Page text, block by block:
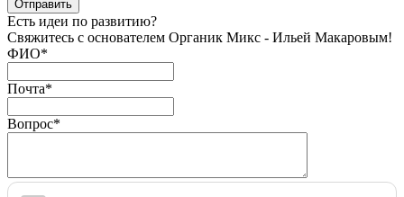
Есть идеи по развитию?
Свяжитесь с основателем Органик Микс - Ильей Макаровым!
ФИО*
Почта*
Вопрос*